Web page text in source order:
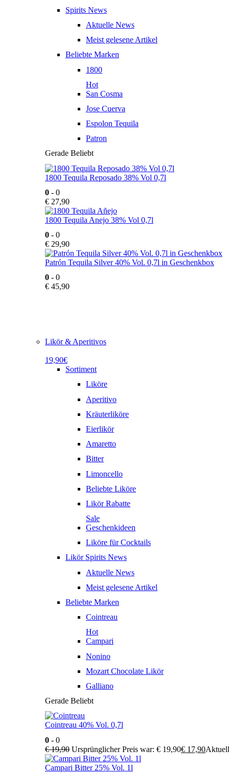
Spirits News
Aktuelle News
Meist gelesene Artikel
Beliebte Marken
1800
Hot
San Cosma
Jose Cuerva
Espolon Tequila
Patron
Gerade Beliebt
1800 Tequila Reposado 38% Vol 0,7l
0 - 0
€ 27,90
1800 Tequila Anejo 38% Vol 0,7l
0 - 0
€ 29,90
Patrón Tequila Silver 40% Vol. 0,7l in Geschenkbox
0 - 0
€ 45,90
Likör & Aperitivos
19,90€
Sortiment
Liköre
Aperitivo
Kräuterliköre
Eierlikör
Amaretto
Bitter
Limoncello
Beliebte Liköre
Likör Rabatte
Sale
Geschenkideen
Liköre für Cocktails
Likör Spirits News
Aktuelle News
Meist gelesene Artikel
Beliebte Marken
Cointreau
Hot
Campari
Nonino
Mozart Chocolate Likör
Galliano
Gerade Beliebt
Cointreau 40% Vol. 0,7l
0 - 0
€19,90 Ursprünglicher Preis war: € 19,90€ 17,90
Campari Bitter 25% Vol. 1l